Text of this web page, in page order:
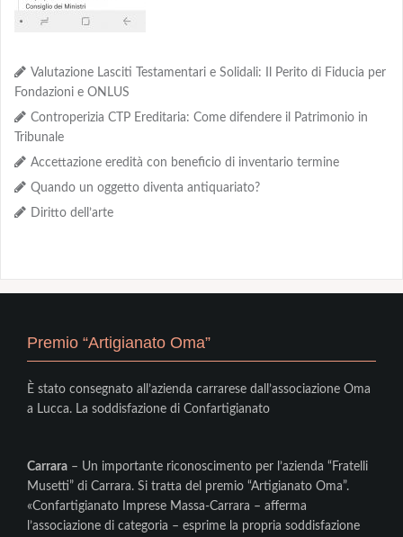
Valutazione Lasciti Testamentari e Solidali: Il Perito di Fiducia per
Fondazioni e ONLUS
Controperizia CTP Ereditaria: Come difendere il Patrimonio in
Tribunale
Accettazione eredità con beneficio di inventario termine
Quando un oggetto diventa antiquariato?
Diritto dell’arte
Premio “Artigianato Oma”
È stato consegnato all’azienda carrarese dall’associazione Oma
a Lucca. La soddisfazione di Confartigianato
Carrara – Un importante riconoscimento per l’azienda “Fratelli
Musetti” di Carrara. Si tratta del premio “Artigianato Oma”.
«Confartigianato Imprese Massa-Carrara – afferma
l’associazione di categoria – esprime la propria soddisfazione